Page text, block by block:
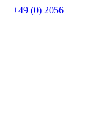
+49 (0) 2056